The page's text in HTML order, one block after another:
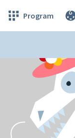
Program